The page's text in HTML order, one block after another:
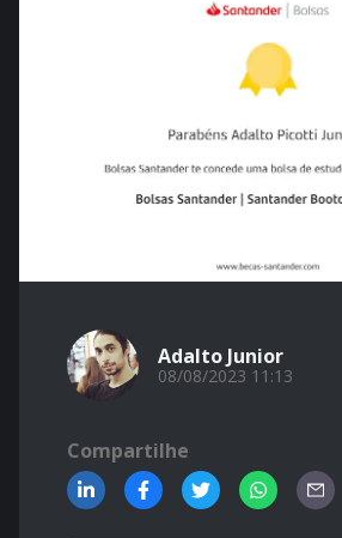
Adalto Junior
08/08/2023 11:13
Compartilhe